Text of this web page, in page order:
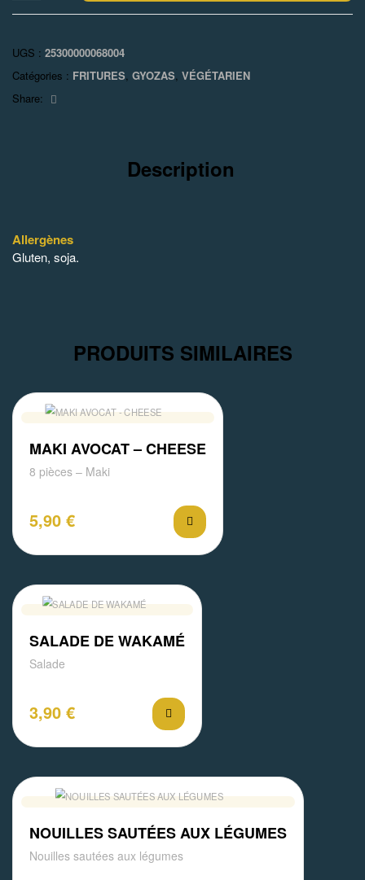
UGS : 25300000068004
Catégories : FRITURES, GYOZAS, VÉGÉTARIEN
Share:
Description
Allergènes
Gluten, soja.
PRODUITS SIMILAIRES
MAKI AVOCAT – CHEESE
8 pièces – Maki
5,90 €
SALADE DE WAKAMÉ
Salade
3,90 €
NOUILLES SAUTÉES AUX LÉGUMES
Nouilles sautées aux légumes